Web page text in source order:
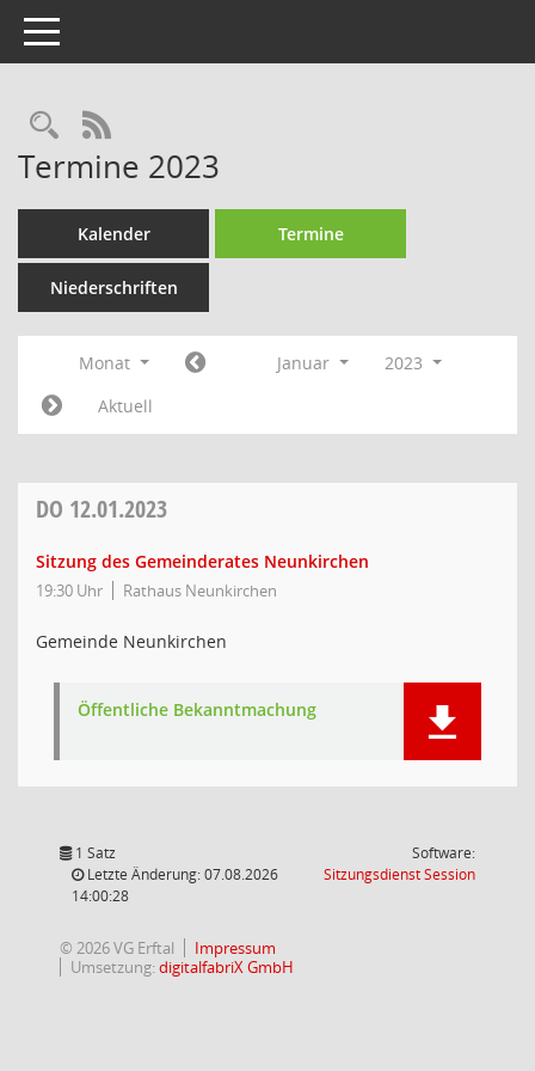
Toggle navigation
RSS-Feed
Termine 2023
Kalender Termine
Niederschriften
Monat Januar
2023
Aktuell
DO 12.01.2023
Sitzung des Gemeinderates Neunkirchen
19:30 Uhr Rathaus Neunkirchen
Gemeinde Neunkirchen
Öffentliche Bekanntmachung
1 Satz
Letzte Änderung: 07.08.2026
14:00:28
Software:
SitzungsdienstSession(Wird in
© 2026 VG Erftal
Impressum
Umsetzung:digitalfabriX GmbH